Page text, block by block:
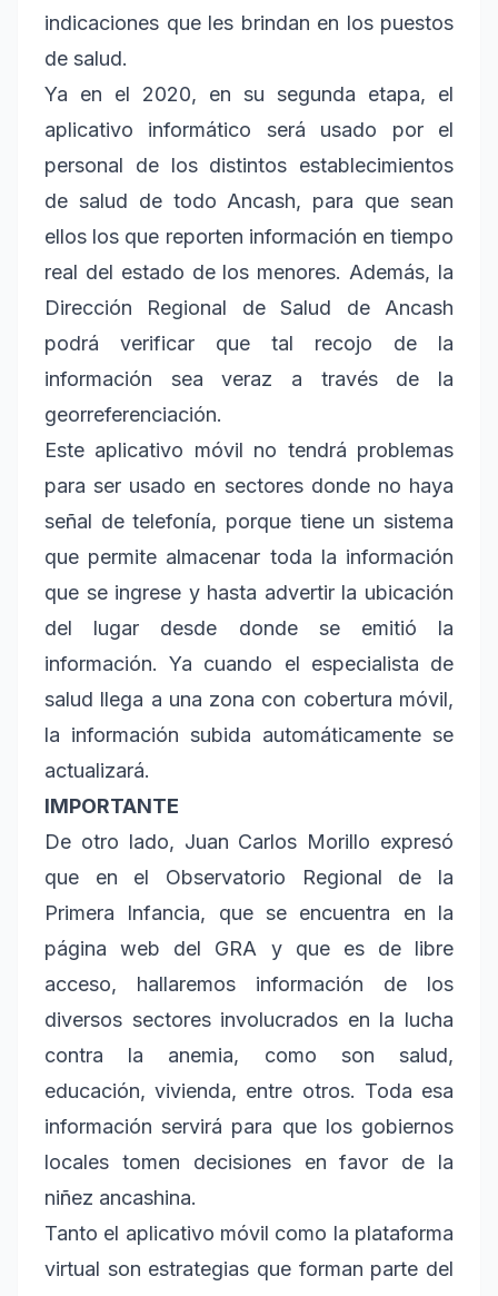
indicaciones que les brindan en los puestos
de salud.
Ya en el 2020, en su segunda etapa, el
aplicativo informático será usado por el
personal de los distintos establecimientos
de salud de todo Ancash, para que sean
ellos los que reporten información en tiempo
real del estado de los menores. Además, la
Dirección Regional de Salud de Ancash
podrá verificar que tal recojo de la
información sea veraz a través de la
georreferenciación.
Este aplicativo móvil no tendrá problemas
para ser usado en sectores donde no haya
señal de telefonía, porque tiene un sistema
que permite almacenar toda la información
que se ingrese y hasta advertir la ubicación
del lugar desde donde se emitió la
información. Ya cuando el especialista de
salud llega a una zona con cobertura móvil,
la información subida automáticamente se
actualizará.
IMPORTANTE
De otro lado, Juan Carlos Morillo expresó
que en el Observatorio Regional de la
Primera Infancia, que se encuentra en la
página web del GRA y que es de libre
acceso, hallaremos información de los
diversos sectores involucrados en la lucha
contra la anemia, como son salud,
educación, vivienda, entre otros. Toda esa
información servirá para que los gobiernos
locales tomen decisiones en favor de la
niñez ancashina.
Tanto el aplicativo móvil como la plataforma
virtual son estrategias que forman parte del